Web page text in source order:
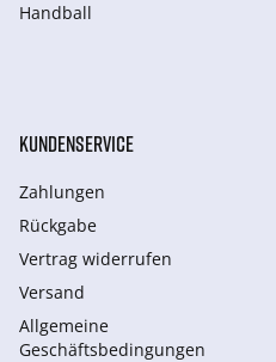
Handball
KUNDENSERVICE
Zahlungen
Rückgabe
Vertrag widerrufen
Versand
Allgemeine
Geschäftsbedingungen